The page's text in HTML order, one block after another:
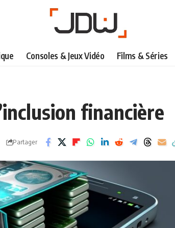
Consoles & Jeux Vidéo Films & Séries
financière
Partager